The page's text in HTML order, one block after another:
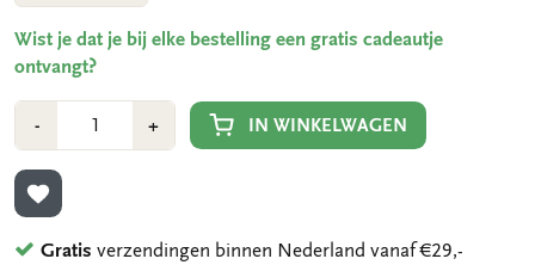
Wist je dat je bij elke bestelling een gratis cadeautje
ontvangt?
-Min
1
+Plus
1
IN WINKELWAGEN
TOEVOEGEN AAN VERLANGLIJST
Gratis verzendingen binnen Nederland vanaf €29,-